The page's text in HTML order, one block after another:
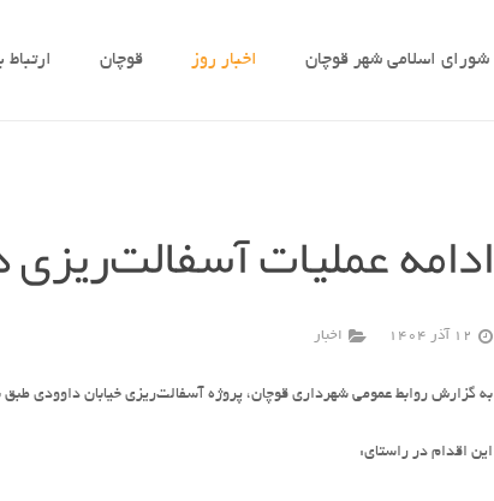
شورای اسلامی شهر قوچان اخبار روز قوچان ارتباط
ادامه عملیات آسفالت‌ریزی
12 آذر 1404 اخبار
به گزارش روابط عمومی شهرداری قوچان، پروژه آسفالت‌ریزی خیابان داوودی
این اقدام در راستای: